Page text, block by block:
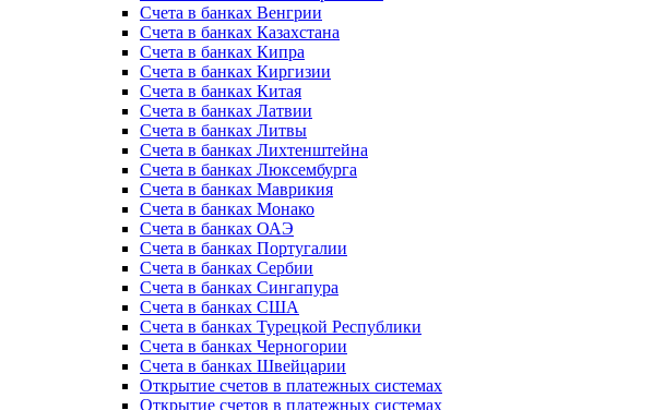
Счета в банках Венгрии
Счета в банках Казахстана
Счета в банках Кипра
Счета в банках Киргизии
Счета в банках Китая
Счета в банках Латвии
Счета в банках Литвы
Счета в банках Лихтенштейна
Счета в банках Люксембурга
Счета в банках Маврикия
Счета в банках Монако
Счета в банках ОАЭ
Счета в банках Португалии
Счета в банках Сербии
Счета в банках Сингапура
Счета в банках США
Счета в банках Турецкой Республики
Счета в банках Черногории
Счета в банках Швейцарии
Открытие счетов в платежных системах
Открытие счетов в платежных системах